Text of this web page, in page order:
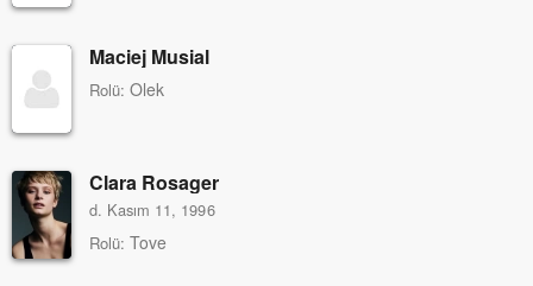
Maciej Musial
Rolü: Olek
Clara Rosager
d. Kasım 11, 1996
Rolü: Tove